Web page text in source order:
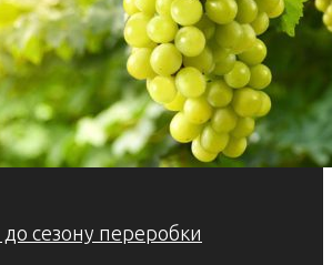
до сезону переробки